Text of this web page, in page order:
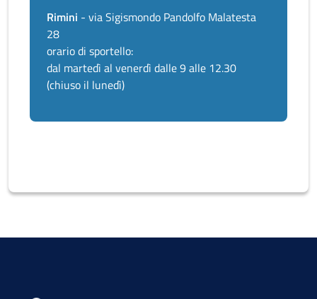
Rimini - via Sigismondo Pandolfo Malatesta
28
orario di sportello:
dal martedì al venerdì dalle 9 alle 12.30
(chiuso il lunedì)